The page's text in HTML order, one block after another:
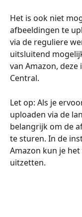
Het is ook niet
afbeeldingen te
via de reguliere
uitsluitend
van Amazon, deze
Central.
Let op: Als je
uploaden via de
belangrijk om de
te sturen. In de
Amazon kun je het
uitzetten.